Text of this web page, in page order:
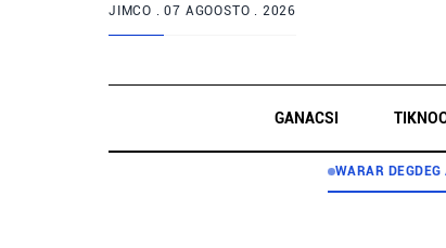
JIMCO .07 AGOOSTO . 2026
GANACSI
WARAR DEGDEG